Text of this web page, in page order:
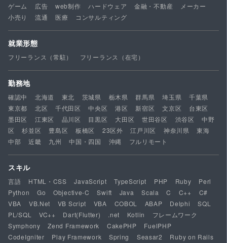
ゲーム
広告 web制作 ハードウェア 金融・不動産
メーカー
小売り
流通 医療 コンサルティング
就業形態
フリーランス（常駐） フリーランス（在宅）
勤務地
確認中 北海道 東北 茨城県 栃木県 群馬県 埼玉県
千葉県
東京都
北区 千代田区 中央区 港区 新宿区 文京区
台東区
墨田区
江東区 品川区 目黒区 大田区 世田谷区 渋谷区
中野
区
杉並区 豊島区 板橋区 23区外 江戸川区 神奈川県
東海
中部
近畿 九州 中国・四国 沖縄 フルリモート
スキル
言語 HTML・CSS JavaScript TypeScript PHP Ruby
Perl
Python
Go Objective-C Swift Java Scala C C++
C#
VBA
VB.Net VB Script VBA COBOL ABAP Delphi
SQL
PL/SQL
VC++ Dart(Flutter) .net Kotlin
フレームワーク
Symphony
Zend Framework CakePHP
FuelPHP
CodeIgniter
Play Framework Spring Seasar2
Ruby on Rails